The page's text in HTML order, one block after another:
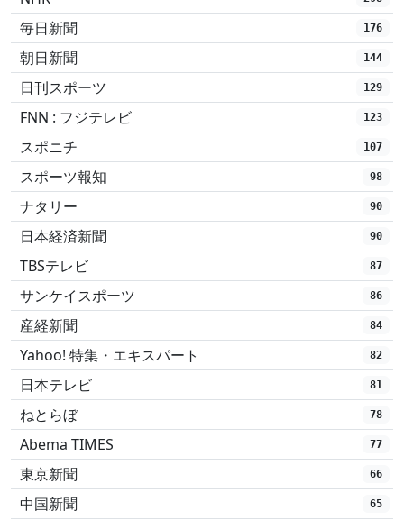
毎日新聞 176
朝日新聞 144
日刊スポーツ 129
FNN : フジテレビ 123
スポニチ 107
スポーツ報知 98
ナタリー 90
日本経済新聞 90
TBSテレビ 87
サンケイスポーツ 86
産経新聞 84
Yahoo! 特集・エキスパート 82
日本テレビ 81
ねとらぼ 78
Abema TIMES 77
東京新聞 66
中国新聞 65